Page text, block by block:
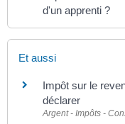
d'un apprenti ?
Et aussi
Impôt sur le
déclarer
Argent - Impôts -